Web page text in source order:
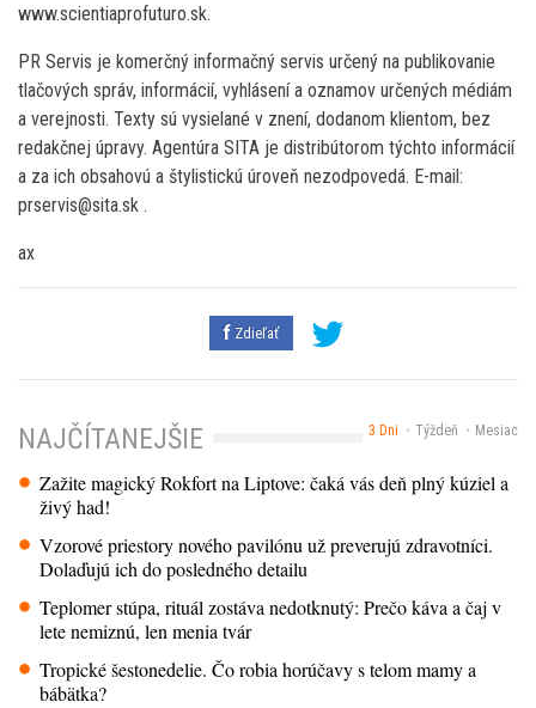
www.scientiaprofuturo.sk.
PR Servis je komerčný informačný servis určený na publikovanie
tlačových správ, informácií, vyhlásení a oznamov určených médiám
a verejnosti. Texty sú vysielané v znení, dodanom klientom, bez
redakčnej úpravy. Agentúra SITA je distribútorom týchto informácií
a za ich obsahovú a štylistickú úroveň nezodpovedá. E-mail:
prservis@sita.sk .
ax
Zdieľať
3 Dni Týždeň Mesiac
NAJČÍTANEJŠIE
Zažite magický Rokfort na Liptove: čaká vás deň plný kúziel a
živý had!
Vzorové priestory nového pavilónu už preverujú zdravotníci.
Dolaďujú ich do posledného detailu
Teplomer stúpa, rituál zostáva nedotknutý: Prečo káva a čaj v
lete nemiznú, len menia tvár
Tropické šestonedelie. Čo robia horúčavy s telom mamy a
bábätka?